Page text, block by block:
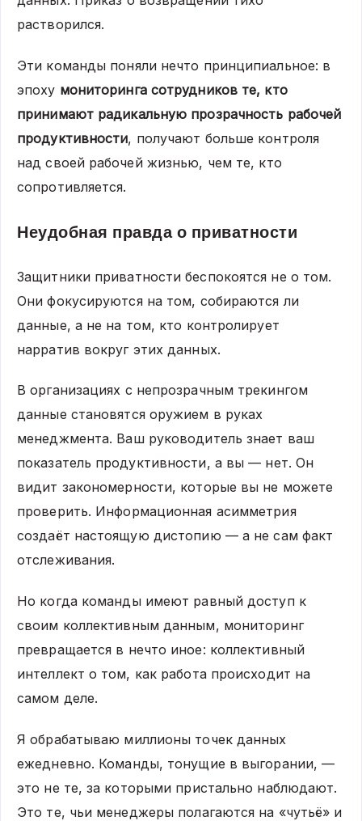
растворился.
Эти команды поняли нечто принципиальное: в
эпоху мониторинга сотрудников те, кто
принимают радикальную прозрачность рабочей
продуктивности, получают больше контроля
над своей рабочей жизнью, чем те, кто
сопротивляется.
Неудобная правда о приватности
Защитники приватности беспокоятся не о том.
Они фокусируются на том, собираются ли
данные, а не на том, кто контролирует
нарратив вокруг этих данных.
В организациях с непрозрачным трекингом
данные становятся оружием в руках
менеджмента. Ваш руководитель знает ваш
показатель продуктивности, а вы — нет. Он
видит закономерности, которые вы не можете
проверить. Информационная асимметрия
создаёт настоящую дистопию — а не сам факт
отслеживания.
Но когда команды имеют равный доступ к
своим коллективным данным, мониторинг
превращается в нечто иное: коллективный
интеллект о том, как работа происходит на
самом деле.
Я обрабатываю миллионы точек данных
ежедневно. Команды, тонущие в выгорании, —
это не те, за которыми пристально наблюдают.
Это те, чьи менеджеры полагаются на «чутьё» и